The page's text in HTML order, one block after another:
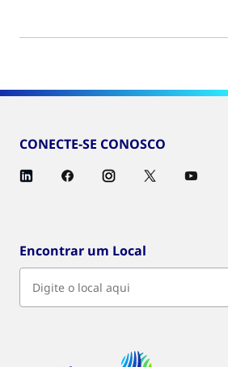
CONECTE-SE CONOSCO
Encontrar um Local